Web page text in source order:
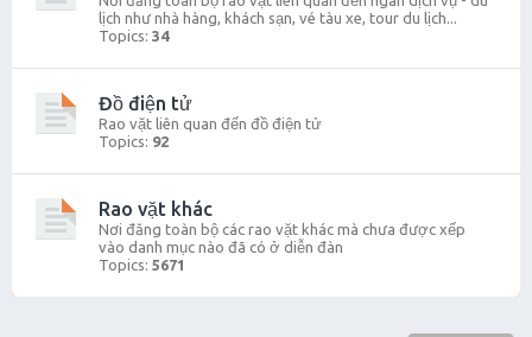
lịch như nhà hàng, khách sạn, vé tàu xe, tour du lịch...
Topics: 34
Đồ điện tử
Rao vặt liên quan đến đồ điện tử
Topics: 92
Rao vặt khác
Nơi đăng toàn bộ các rao vặt khác mà chưa được xếp
vào danh mục nào đã có ở diễn đàn
Topics: 5671